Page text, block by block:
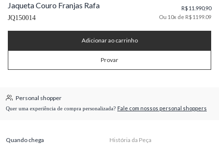
Jaqueta Couro Franjas Rafa
JQ150014
R$ 11.990,90
Ou 10x de R$ 1199.09
Adicionar ao carrinho
Provar
Personal shopper
Quer uma experiência de compra personalizada? Fale com nossos personal shoppers
Quando chega História da Peça